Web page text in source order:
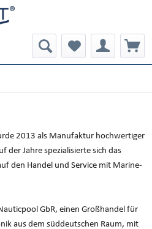
2013 als Manufaktur hochwertiger
der Jahre spezialisierte sich das
den Handel und Service mit Marine-
GbR, einen Großhandel für
aus dem süddeutschen Raum, mit